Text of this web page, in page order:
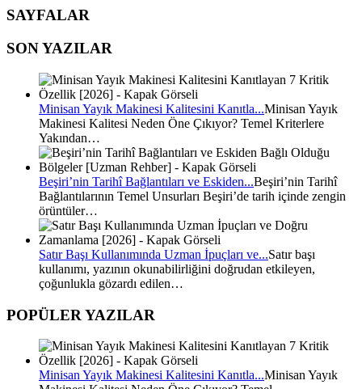
SAYFALAR
SON YAZILAR
Minisan Yayık Makinesi Kalitesini Kanıtla...Minisan Yayık
Makinesi Kalitesi Neden Öne Çıkıyor? Temel Kriterlere
Yakından…
Beşiri’nin Tarihî Bağlantıları ve Eskiden...Beşiri’nin Tarihî
Bağlantılarının Temel Unsurları Beşiri’de tarih içinde zengin
örüntüler…
Satır Başı Kullanımında Uzman İpuçları ve...Satır başı
kullanımı, yazının okunabilirliğini doğrudan etkileyen,
çoğunlukla gözardı edilen…
POPÜLER YAZILAR
Minisan Yayık Makinesi Kalitesini Kanıtla...Minisan Yayık